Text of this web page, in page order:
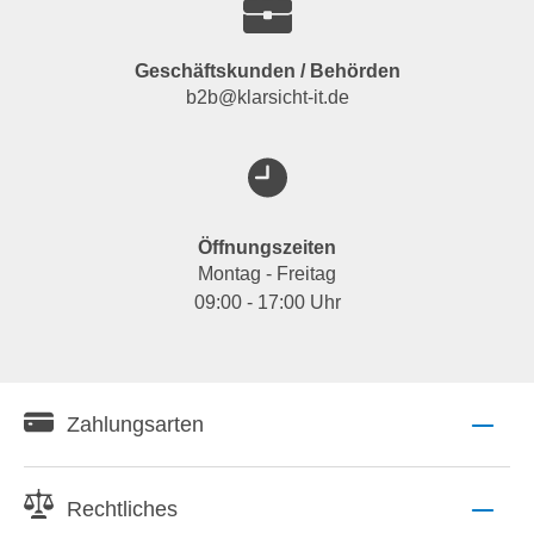
Geschäftskunden / Behörden
b2b@klarsicht-it.de
Öffnungszeiten
Montag - Freitag
09:00 - 17:00 Uhr
Zahlungsarten
Rechtliches